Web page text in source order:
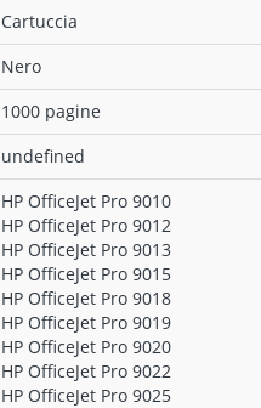
Cartuccia
Nero
1000 pagine
undefined
HP OfficeJet Pro 9010
HP OfficeJet Pro 9012
HP OfficeJet Pro 9013
HP OfficeJet Pro 9015
HP OfficeJet Pro 9018
HP OfficeJet Pro 9019
HP OfficeJet Pro 9020
HP OfficeJet Pro 9022
HP OfficeJet Pro 9025